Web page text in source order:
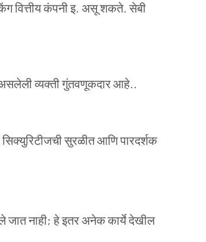
वित्तीय कंपनी इ. असू शकते. सेबी
व्यक्ती गुंतवणूकदार आहे..
सुरळीत आणि पारदर्शक
जात नाही; हे इतर अनेक कार्ये देखील